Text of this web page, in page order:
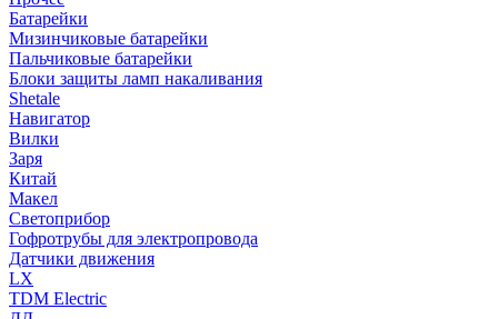
Батарейки
Мизинчиковые батарейки
Пальчиковые батарейки
Блоки защиты ламп накаливания
Shetale
Навигатор
Вилки
Заря
Китай
Макел
Светоприбор
Гофротрубы для электропровода
Датчики движения
LX
TDM Electric